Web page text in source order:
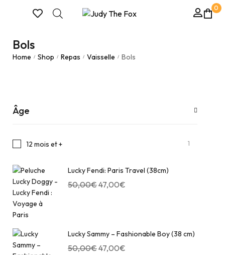
0
Bols
Home / Shop / Repas / Vaisselle / Bols
Âge
12 mois et + 1
Lucky Fendi: Paris Travel (38cm)
50,00€47,00€
Lucky Sammy – Fashionable Boy (38 cm)
50,00€47,00€